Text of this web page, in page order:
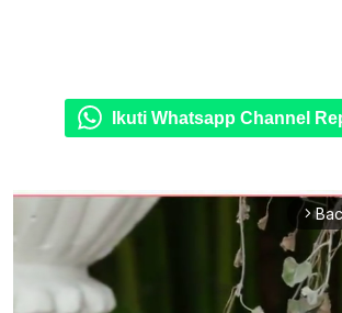
Ikuti Whatsapp Channel
arrow_forward_ios